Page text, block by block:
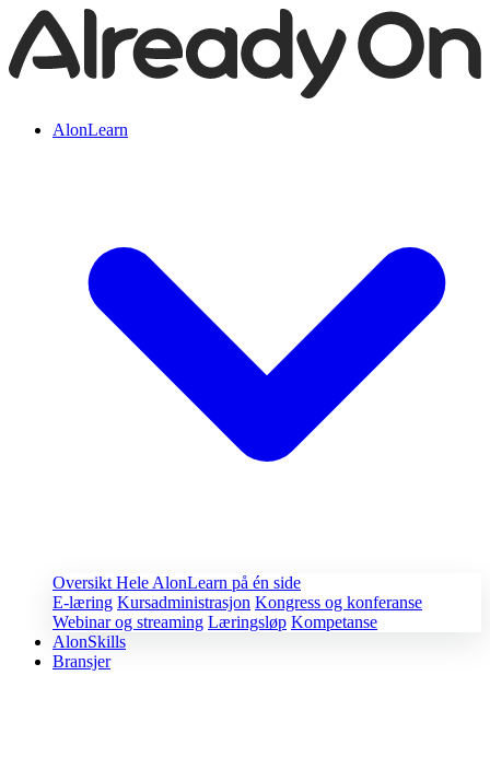
AlonLearn
Oversikt Hele AlonLearn på én side
E-læring Kursadministrasjon Kongress og konferanse
Webinar og streaming Læringsløp Kompetanse
AlonSkills
Bransjer